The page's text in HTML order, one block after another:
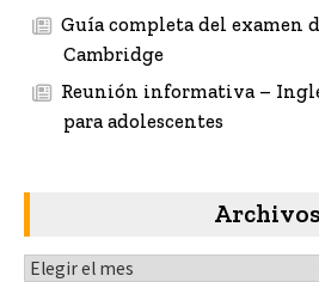
Guía completa del examen
Cambridge
Reunión informativa –
para adolescentes
Archivos
Archivos